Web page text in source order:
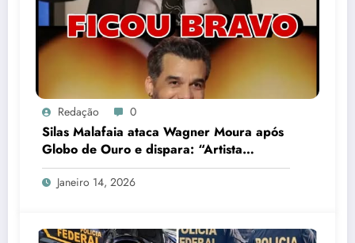
Redação 0
Silas Malafaia ataca Wagner Moura após
Globo de Ouro e dispara: “Artista
cretino”
Janeiro 14, 2026